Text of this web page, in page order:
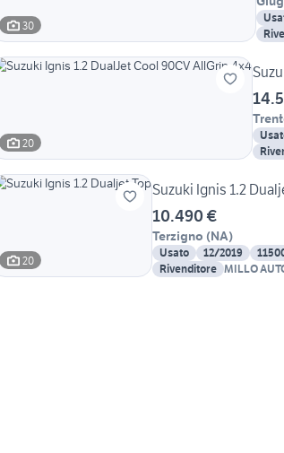
30
20
20
Suzuki Ignis 1.2
10.490 €
Terzigno (NA)
Usato 12/2019
Rivenditore MILLO